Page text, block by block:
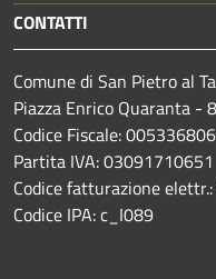
CONTATTI
Comune di San Pietro al
Piazza Enrico Quaranta -
Codice Fiscale:
Partita IVA: 03091710651
Codice fatturazione elettr.:
Codice IPA: c_I089